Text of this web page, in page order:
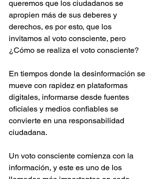
queremos que los ciudadanos se
apropien más de sus deberes y
derechos, es por esto, que los
invitamos al voto consciente, pero
¿Cómo se realiza el voto consciente?
En tiempos donde la desinformación se
mueve con rapidez en plataformas
digitales, informarse desde fuentes
oficiales y medios confiables se
convierte en una responsabilidad
ciudadana.
Un voto consciente comienza con la
información, y este es uno de los